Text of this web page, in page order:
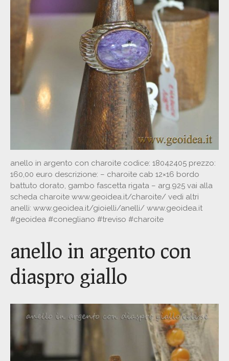
anello in argento con charoite codice: 18042405 prezzo:
160,00 euro descrizione: – charoite cab 12×16 bordo
battuto dorato, gambo fascetta rigata – arg.925 vai alla
scheda charoite www.geoidea.it/charoite/ vedi altri
anelli: www.geoidea.it/gioielli/anelli/ www.geoidea.it
#geoidea #conegliano #treviso #charoite
anello in argento con
diaspro giallo